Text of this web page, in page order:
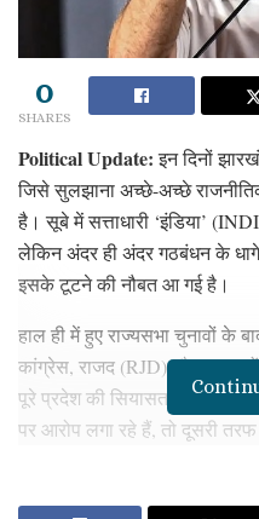
0
SHARES
Political Update:इन दिनों
जिसे सुलझाना अच्छे-अच्छे
है। सूबे में सत्ताधारी ‘इंडिया’
लेकिन अंदर ही अंदर गठबंधन के
इसके टूटने की नौबत आ गई है।
हाल ही में हुए राज्यसभा चुनावों के
कांग्रेस, राजद (RJD) और वाम
पूरे प्रदेश की सियासत को गरमा
पर आरोप लगा रहे हैं, तो दूसरी